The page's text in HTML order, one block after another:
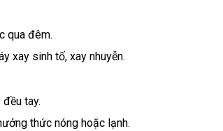
qua đêm.
xay sinh tố, xay nhuyễn.
tay.
thức nóng hoặc lạnh.